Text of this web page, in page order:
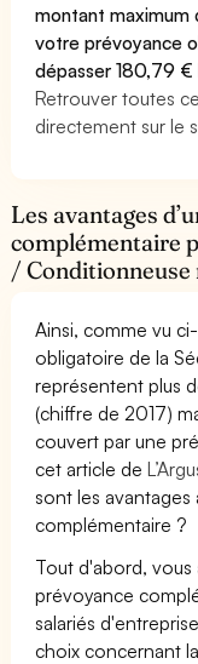
montant maximum
votre prévoyance
dépasser 180,79 €
Retrouver toutes
directement sur le
Les avantages
complémentaire
/ Conditionneuse
Ainsi, comme vu
obligatoire de la
représentent plus
(chiffre de 2017)
couvert par une
cet article de
sont les avantages
complémentaire ?
Tout d'abord,
prévoyance
salariés
choix concernant